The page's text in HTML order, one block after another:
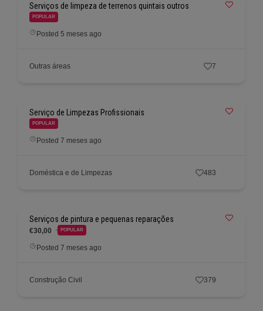
Serviços de limpeza de terrenos quintais outros
POPULAR
Posted 5 meses ago
Outras áreas 7
Serviço de Limpezas Profissionais
POPULAR
Posted 7 meses ago
Doméstica e de Limpezas 483
Serviços de pintura e pequenas reparações
€30,00 POPULAR
Posted 7 meses ago
Construção Civil 379